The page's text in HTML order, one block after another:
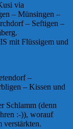
via
– Münsingen –
– Seftigen –
mit Flüssigem und
–
– Kissen und
Schlamm (denn
:-)), worauf
verstärkten.